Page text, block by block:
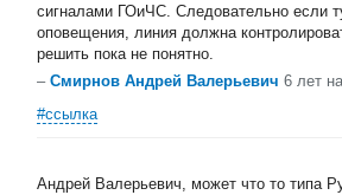
сигналами ГОиЧС. Следовательно если
оповещения, линия должна
решить пока не понятно.
– Смирнов Андрей Валерьевич 6 лет
#ссылка
Андрей Валерьевич, может что то типа